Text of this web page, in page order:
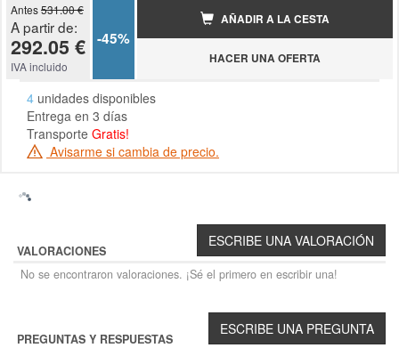
Antes531.00 €
A partir de:
292.05 €
IVA incluido
-45%
AÑADIR A LA CESTA
HACER UNA OFERTA
4 unidades disponibles
Entrega en 3 días
Transporte Gratis!
Avisarme si cambia de precio.
VALORACIONES
No se encontraron valoraciones. ¡Sé el primero en escribir una!
PREGUNTAS Y RESPUESTAS